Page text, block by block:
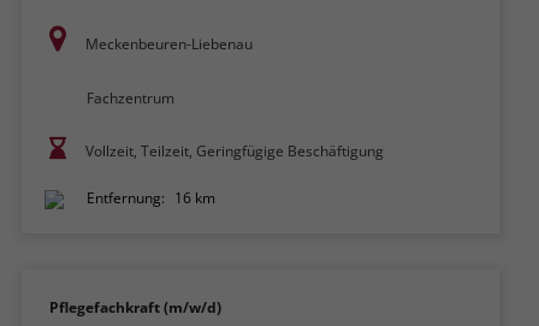
Meckenbeuren-Liebenau
Fachzentrum
Vollzeit, Teilzeit, Geringfügige Beschäftigung
Entfernung: 16 km
Pflegefachkraft (m/w/d)